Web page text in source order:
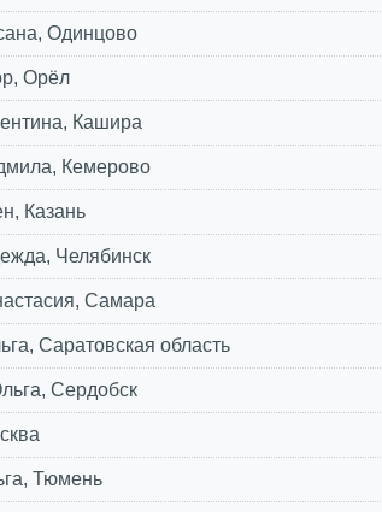
Одинцово
Орёл
Кашира
Кемерово
Казань
Челябинск
Самара
Саратовская область
Сердобск
Тюмень